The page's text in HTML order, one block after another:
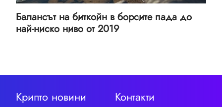
Балансът на биткойн в борсите пада до
най-ниско ниво от 2019
Крипто новини Контакти